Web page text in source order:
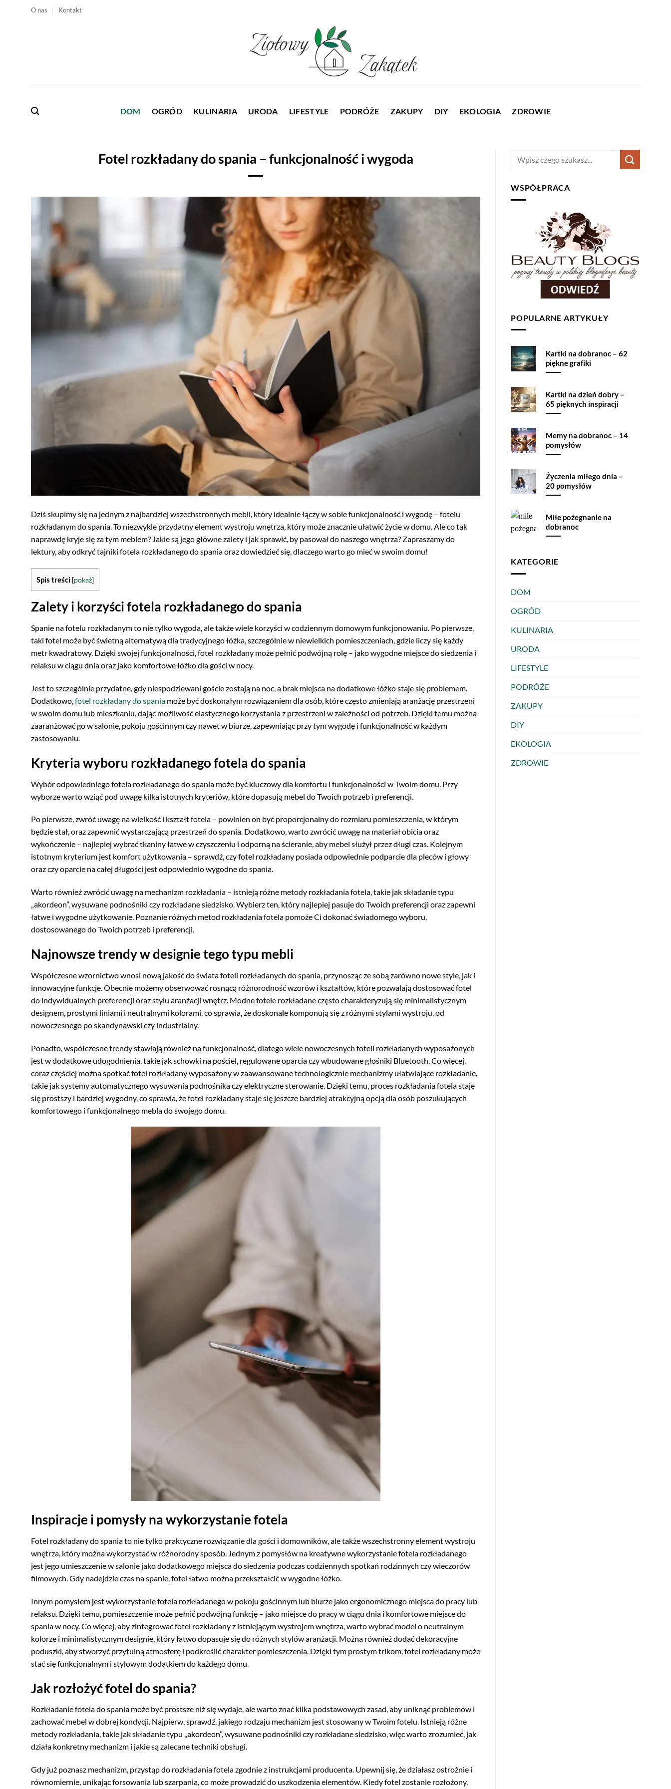
O nas Kontakt
DOM OGRÓD KULINARIA URODA LIFESTYLE PODRÓŻE ZAKUPY DIY EKOLOGIA ZDROWIE
Fotel rozkładany do spania – funkcjonalność i wygoda
Dziś skupimy się na jednym z najbardziej wszechstronnych mebli, który idealnie łączy w sobie funkcjonalność i wygodę – fotelu
rozkładanym do spania. To niezwykle przydatny element wystroju wnętrza, który może znacznie ułatwić życie w domu. Ale co tak
naprawdę kryje się za tym meblem? Jakie są jego główne zalety i jak sprawić, by pasował do naszego wnętrza? Zapraszamy do
lektury, aby odkryć tajniki fotela rozkładanego do spania oraz dowiedzieć się, dlaczego warto go mieć w swoim domu!
Spis treści [pokaż]
Zalety i korzyści fotela rozkładanego do spania
Spanie na fotelu rozkładanym to nie tylko wygoda, ale także wiele korzyści w codziennym domowym funkcjonowaniu. Po pierwsze,
taki fotel może być świetną alternatywą dla tradycyjnego łóżka, szczególnie w niewielkich pomieszczeniach, gdzie liczy się każdy
metr kwadratowy. Dzięki swojej funkcjonalności, fotel rozkładany może pełnić podwójną rolę – jako wygodne miejsce do siedzenia i
relaksu w ciągu dnia oraz jako komfortowe łóżko dla gości w nocy.
Jest to szczególnie przydatne, gdy niespodziewani goście zostają na noc, a brak miejsca na dodatkowe łóżko staje się problemem.
Dodatkowo,fotel rozkładany do spania może być doskonałym rozwiązaniem dla osób, które często zmieniają aranżację przestrzeni
w swoim domu lub mieszkaniu, dając możliwość elastycznego korzystania z przestrzeni w zależności od potrzeb. Dzięki temu można
zaaranżować go w salonie, pokoju gościnnym czy nawet w biurze, zapewniając przy tym wygodę i funkcjonalność w każdym
zastosowaniu.
Kryteria wyboru rozkładanego fotela do spania
Wybór odpowiedniego fotela rozkładanego do spania może być kluczowy dla komfortu i funkcjonalności w Twoim domu. Przy
wyborze warto wziąć pod uwagę kilka istotnych kryteriów, które dopasują mebel do Twoich potrzeb i preferencji.
Po pierwsze, zwróć uwagę na wielkość i kształt fotela – powinien on być proporcjonalny do rozmiaru pomieszczenia, w którym
będzie stał, oraz zapewnić wystarczającą przestrzeń do spania. Dodatkowo, warto zwrócić uwagę na materiał obicia oraz
wykończenie – najlepiej wybrać tkaniny łatwe w czyszczeniu i odporną na ścieranie, aby mebel służył przez długi czas. Kolejnym
istotnym kryterium jest komfort użytkowania – sprawdź, czy fotel rozkładany posiada odpowiednie podparcie dla pleców i głowy
oraz czy oparcie na całej długości jest odpowiednio wygodne do spania.
Warto również zwrócić uwagę na mechanizm rozkładania – istnieją różne metody rozkładania fotela, takie jak składanie typu
„akordeon”, wysuwane podnośniki czy rozkładane siedzisko. Wybierz ten, który najlepiej pasuje do Twoich preferencji oraz zapewni
łatwe i wygodne użytkowanie. Poznanie różnych metod rozkładania fotela pomoże Ci dokonać świadomego wyboru,
dostosowanego do Twoich potrzeb i preferencji.
Najnowsze trendy w designie tego typu mebli
Współczesne wzornictwo wnosi nową jakość do świata foteli rozkładanych do spania, przynosząc ze sobą zarówno nowe style, jak i
innowacyjne funkcje. Obecnie możemy obserwować rosnącą różnorodność wzorów i kształtów, które pozwalają dostosować fotel
do indywidualnych preferencji oraz stylu aranżacji wnętrz. Modne fotele rozkładane często charakteryzują się minimalistycznym
designem, prostymi liniami i neutralnymi kolorami, co sprawia, że doskonale komponują się z różnymi stylami wystroju, od
nowoczesnego po skandynawski czy industrialny.
Ponadto, współczesne trendy stawiają również na funkcjonalność, dlatego wiele nowoczesnych foteli rozkładanych wyposażonych
jest w dodatkowe udogodnienia, takie jak schowki na pościel, regulowane oparcia czy wbudowane głośniki Bluetooth. Co więcej,
coraz częściej można spotkać fotel rozkładany wyposażony w zaawansowane technologicznie mechanizmy ułatwiające rozkładanie,
takie jak systemy automatycznego wysuwania podnośnika czy elektryczne sterowanie. Dzięki temu, proces rozkładania fotela staje
się prostszy i bardziej wygodny, co sprawia, że fotel rozkładany staje się jeszcze bardziej atrakcyjną opcją dla osób poszukujących
komfortowego i funkcjonalnego mebla do swojego domu.
Inspiracje i pomysły na wykorzystanie fotela
Fotel rozkładany do spania to nie tylko praktyczne rozwiązanie dla gości i domowników, ale także wszechstronny element wystroju
wnętrza, który można wykorzystać w różnorodny sposób. Jednym z pomysłów na kreatywne wykorzystanie fotela rozkładanego
jest jego umieszczenie w salonie jako dodatkowego miejsca do siedzenia podczas codziennych spotkań rodzinnych czy wieczorów
filmowych. Gdy nadejdzie czas na spanie, fotel łatwo można przekształcić w wygodne łóżko.
Innym pomysłem jest wykorzystanie fotela rozkładanego w pokoju gościnnym lub biurze jako ergonomicznego miejsca do pracy lub
relaksu. Dzięki temu, pomieszczenie może pełnić podwójną funkcję – jako miejsce do pracy w ciągu dnia i komfortowe miejsce do
spania w nocy. Co więcej, aby zintegrować fotel rozkładany z istniejącym wystrojem wnętrza, warto wybrać model o neutralnym
kolorze i minimalistycznym designie, który łatwo dopasuje się do różnych stylów aranżacji. Można również dodać dekoracyjne
poduszki, aby stworzyć przytulną atmosferę i podkreślić charakter pomieszczenia. Dzięki tym prostym trikom, fotel rozkładany może
stać się funkcjonalnym i stylowym dodatkiem do każdego domu.
Jak rozłożyć fotel do spania?
Rozkładanie fotela do spania może być prostsze niż się wydaje, ale warto znać kilka podstawowych zasad, aby uniknąć problemów i
zachować mebel w dobrej kondycji. Najpierw, sprawdź, jakiego rodzaju mechanizm jest stosowany w Twoim fotelu. Istnieją różne
metody rozkładania, takie jak składanie typu „akordeon”, wysuwane podnośniki czy rozkładane siedzisko, więc warto zrozumieć, jak
działa konkretny mechanizm i jakie są zalecane techniki obsługi.
Gdy już poznasz mechanizm, przystąp do rozkładania fotela zgodnie z instrukcjami producenta. Upewnij się, że działasz ostrożnie i
równomiernie, unikając forsowania lub szarpania, co może prowadzić do uszkodzenia elementów. Kiedy fotel zostanie rozłożony,
WSPÓŁPRACA
POPULARNE ARTYKUŁY
Kartki na dobranoc – 62
piękne grafiki
Kartki na dzień dobry –
65 pięknych inspiracji
Memy na dobranoc – 14
pomysłów
Życzenia miłego dnia –
20 pomysłów
Miłe pożegnanie na
dobranoc
KATEGORIE
DOM
OGRÓD
KULINARIA
URODA
LIFESTYLE
PODRÓŻE
ZAKUPY
DIY
EKOLOGIA
ZDROWIE